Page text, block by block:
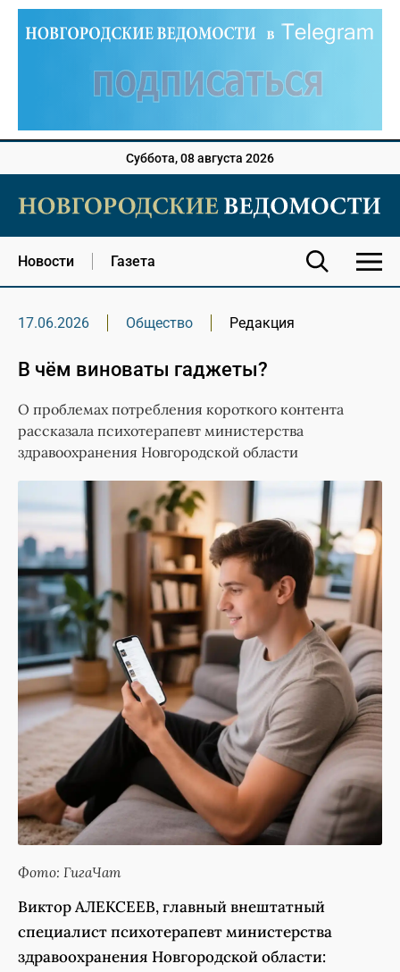
Суббота, 08 августа 2026
Новости Газета
17.06.2026 Общество Редакция
В чём виноваты гаджеты?
О проблемах потребления короткого контента
рассказала психотерапевт министерства
здравоохранения Новгородской области
Фото: ГигаЧат
Виктор АЛЕКСЕЕВ, главный внештатный
специалист психотерапевт министерства
здравоохранения Новгородской области: